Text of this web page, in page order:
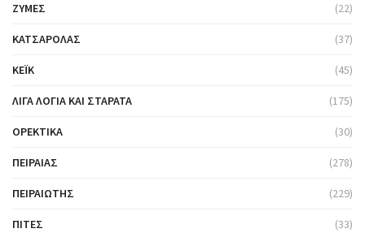
ΖΎΜΕΣ (22)
ΚΑΤΣΑΡΌΛΑΣ (37)
ΚΈΙΚ (45)
ΛΊΓΑ ΛΌΓΙΑ ΚΑΙ ΣΤΑΡΆΤΑ (175)
ΟΡΕΚΤΙΚΆ (30)
ΠΕΙΡΑΙΆΣ (278)
ΠΕΙΡΑΙΏΤΗΣ (229)
ΠΊΤΕΣ (33)